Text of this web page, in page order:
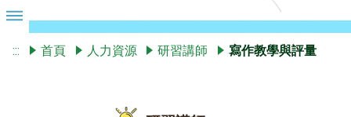
::: 首頁 人力資源 研習講師 寫作教學與評量